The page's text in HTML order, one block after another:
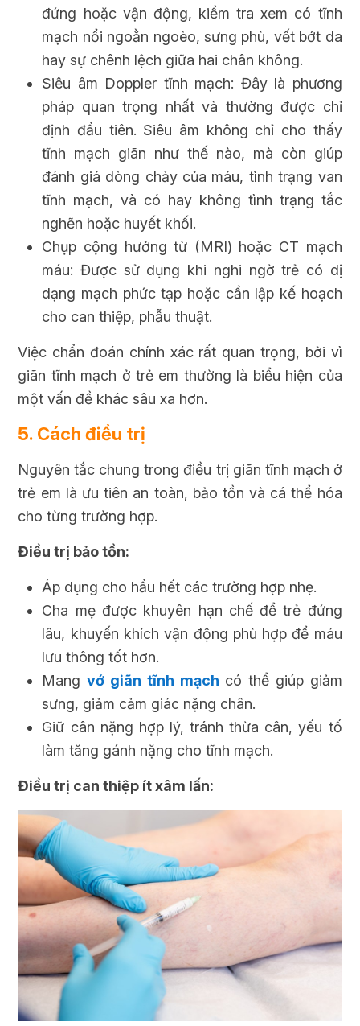
đứng hoặc vận động, kiểm tra xem có tĩnh
mạch nổi ngoằn ngoèo, sưng phù, vết bớt da
hay sự chênh lệch giữa hai chân không.
Siêu âm Doppler tĩnh mạch: Đây là phương
pháp quan trọng nhất và thường được chỉ
định đầu tiên. Siêu âm không chỉ cho thấy
tĩnh mạch giãn như thế nào, mà còn giúp
đánh giá dòng chảy của máu, tình trạng van
tĩnh mạch, và có hay không tình trạng tắc
nghẽn hoặc huyết khối.
Chụp cộng hưởng từ (MRI) hoặc CT mạch
máu: Được sử dụng khi nghi ngờ trẻ có dị
dạng mạch phức tạp hoặc cần lập kế hoạch
cho can thiệp, phẫu thuật.
Việc chẩn đoán chính xác rất quan trọng, bởi vì
giãn tĩnh mạch ở trẻ em thường là biểu hiện của
một vấn đề khác sâu xa hơn.
5. Cách điều trị
Nguyên tắc chung trong điều trị giãn tĩnh mạch ở
trẻ em là ưu tiên an toàn, bảo tồn và cá thể hóa
cho từng trường hợp.
Điều trị bảo tồn:
Áp dụng cho hầu hết các trường hợp nhẹ.
Cha mẹ được khuyên hạn chế để trẻ đứng
lâu, khuyến khích vận động phù hợp để máu
lưu thông tốt hơn.
Mangvớ giãn tĩnh mạch có thể giúp giảm
sưng, giảm cảm giác nặng chân.
Giữ cân nặng hợp lý, tránh thừa cân, yếu tố
làm tăng gánh nặng cho tĩnh mạch.
Điều trị can thiệp ít xâm lấn: